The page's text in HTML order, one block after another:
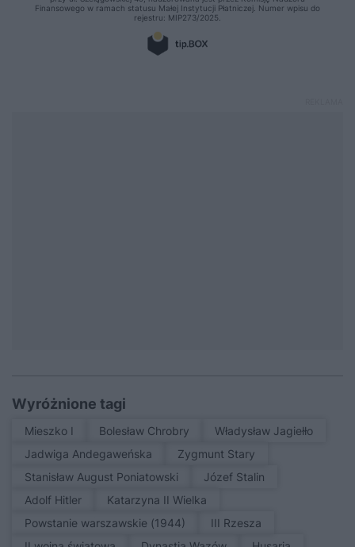
Wyróżnione tagi
Mieszko I Bolesław Chrobry
Władysław Jagiełło
Jadwiga Andegaweńska
Zygmunt Stary
Stanisław August Poniatowski
Józef Stalin
Adolf Hitler
Katarzyna II Wielka
Powstanie warszawskie (1944)
III Rzesza